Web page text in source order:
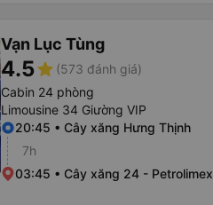
Vạn Lục Tùng
4.5star (573 đánh giá)
Cabin 24 phòng
Limousine 34 Giường VIP
20:45 • Cây xăng Hưng Thịnh
7h
03:45 • Cây xăng 24 - Petrolimex